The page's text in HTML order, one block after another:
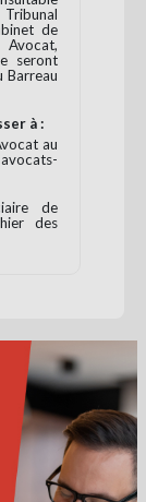
de
seront
Barreau
à :
au
de
des